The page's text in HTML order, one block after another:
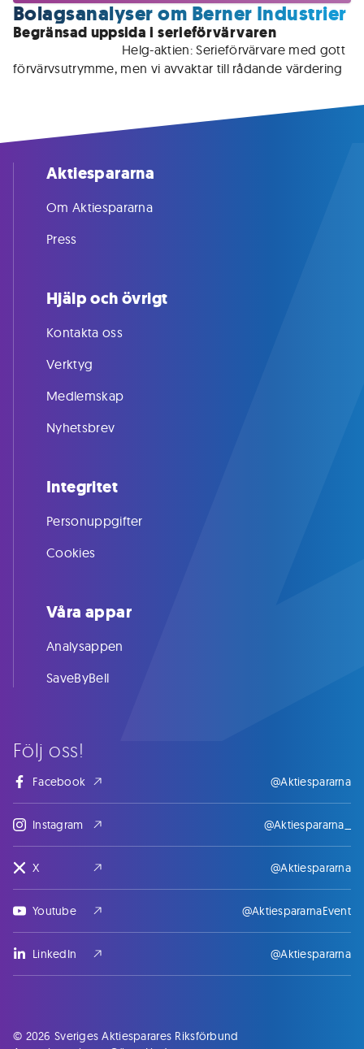
Bolagsanalyser om Berner Industrier
Begränsad uppsida i serieförvärvaren
Helg-aktien: Serieförvärvare med gott
förvärvsutrymme, men vi avvaktar till rådande värdering
Följ oss!
Facebook @Aktiespararna
Instagram @Aktiespararna_
X @Aktiespararna
Youtube @AktiespararnaEvent
LinkedIn @Aktiespararna
Aktiespararna
Om Aktiespararna
Press
Hjälp och övrigt
Kontakta oss
Verktyg
Medlemskap
Nyhetsbrev
Integritet
Personuppgifter
Cookies
Våra appar
Analysappen
SaveByBell
© 2026 Sveriges Aktiesparares Riksförbund